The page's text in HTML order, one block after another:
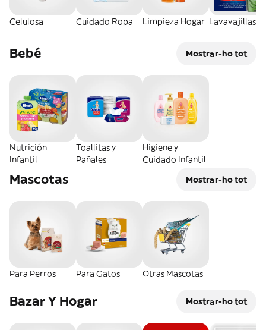
Celulosa Cuidado Ropa Limpieza Hogar Lavavajillas
Bebé Mostrar-ho tot
Nutrición
Infantil
Toallitas y
Pañales
Higiene y
Cuidado Infantil
Mascotas Mostrar-ho tot
Para Perros Para Gatos Otras Mascotas
Bazar Y Hogar Mostrar-ho tot